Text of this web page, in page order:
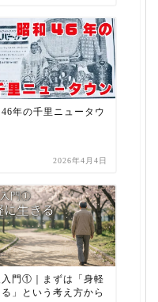
年の千里ニュータウ
2026年4月4日
入門①｜まずは「身軽
」という考え方から